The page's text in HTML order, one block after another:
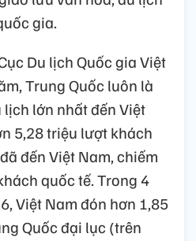
gia.
Du lịch Quốc gia Việt
Trung Quốc luôn là
lớn nhất đến Việt
5,28 triệu lượt khách
đến Việt Nam, chiếm
quốc tế. Trong 4
Việt Nam đón hơn 1,85
Quốc đại lục (trên